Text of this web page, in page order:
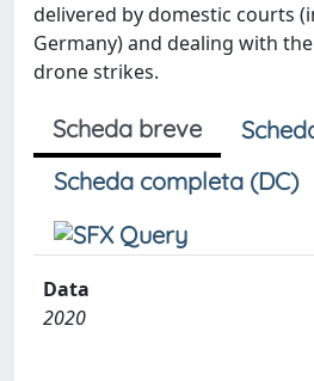
delivered by domestic courts
Germany) and dealing with
drone strikes.
Scheda breve
Scheda completa (DC)
Data
2020